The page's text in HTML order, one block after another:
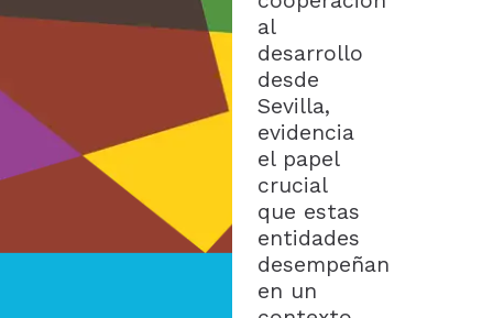
al
desarrollo
desde
Sevilla,
evidencia
el papel
crucial
que estas
entidades
desempeñan
en un